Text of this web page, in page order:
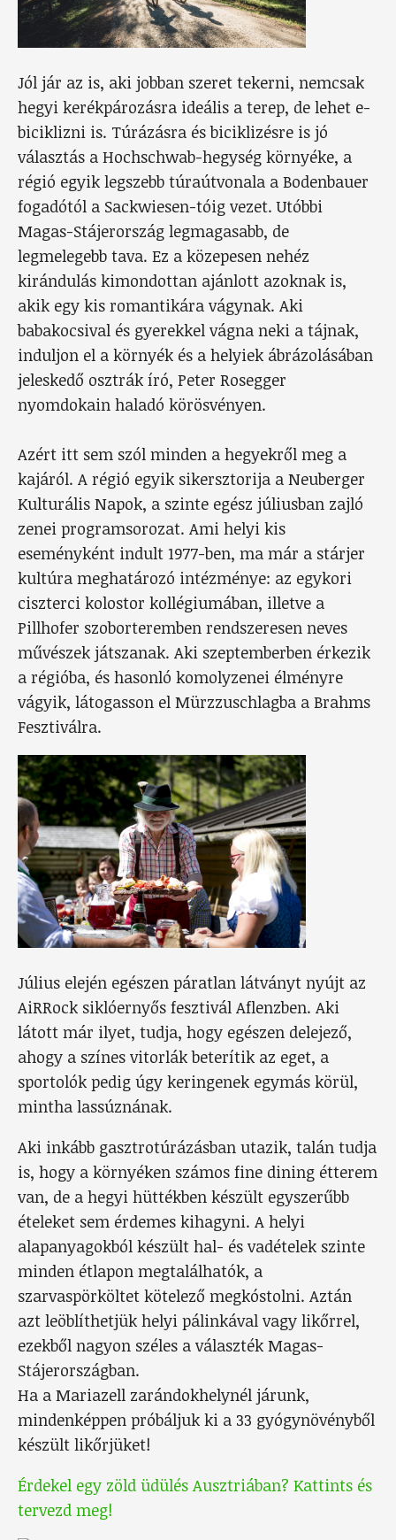
Jól jár az is, aki jobban szeret tekerni, nemcsak
hegyi kerékpározásra ideális a terep, de lehet e-
biciklizni is. Túrázásra és biciklizésre is jó
választás a Hochschwab-hegység környéke, a
régió egyik legszebb túraútvonala a Bodenbauer
fogadótól a Sackwiesen-tóig vezet. Utóbbi
Magas-Stájerország legmagasabb, de
legmelegebb tava. Ez a közepesen nehéz
kirándulás kimondottan ajánlott azoknak is,
akik egy kis romantikára vágynak. Aki
babakocsival és gyerekkel vágna neki a tájnak,
induljon el a környék és a helyiek ábrázolásában
jeleskedő osztrák író, Peter Rosegger
nyomdokain haladó körösvényen.
Azért itt sem szól minden a hegyekről meg a
kajáról. A régió egyik sikersztorija a Neuberger
Kulturális Napok, a szinte egész júliusban zajló
zenei programsorozat. Ami helyi kis
eseményként indult 1977-ben, ma már a stárjer
kultúra meghatározó intézménye: az egykori
ciszterci kolostor kollégiumában, illetve a
Pillhofer szoborteremben rendszeresen neves
művészek játszanak. Aki szeptemberben érkezik
a régióba, és hasonló komolyzenei élményre
vágyik, látogasson el Mürzzuschlagba a Brahms
Fesztiválra.
Július elején egészen páratlan látványt nyújt az
AiRRock siklóernyős fesztivál Aflenzben. Aki
látott már ilyet, tudja, hogy egészen delejező,
ahogy a színes vitorlák beterítik az eget, a
sportolók pedig úgy keringenek egymás körül,
mintha lassúznának.
Aki inkább gasztrotúrázásban utazik, talán tudja
is, hogy a környéken számos fine dining étterem
van, de a hegyi hüttékben készült egyszerűbb
ételeket sem érdemes kihagyni. A helyi
alapanyagokból készült hal- és vadételek szinte
minden étlapon megtalálhatók, a
szarvaspörköltet kötelező megkóstolni. Aztán
azt leöblíthetjük helyi pálinkával vagy likőrrel,
ezekből nagyon széles a választék Magas-
Stájerországban.
Ha a Mariazell zarándokhelynél járunk,
mindenképpen próbáljuk ki a 33 gyógynövényből
készült likőrjüket!
Érdekel egy zöld üdülés Ausztriában? Kattints és
tervezd meg!